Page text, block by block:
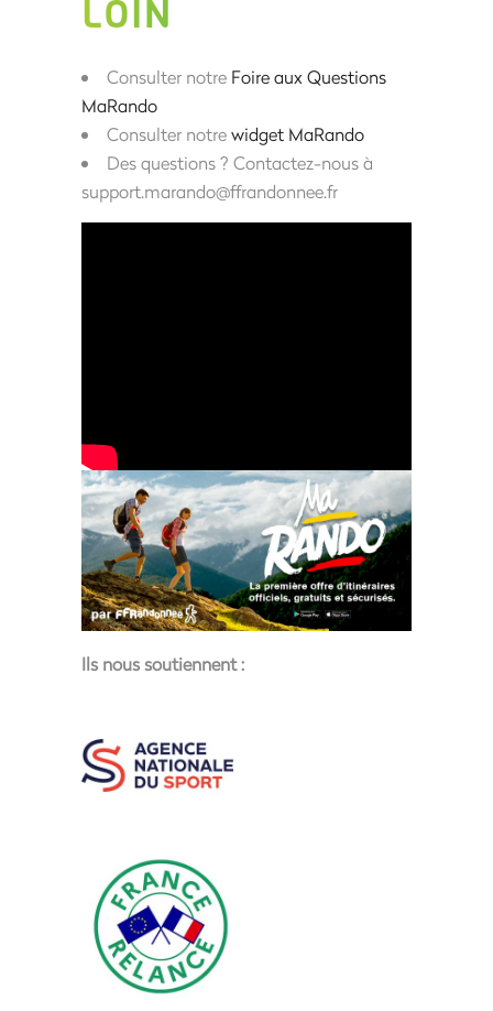
LOIN
Consulter notre Foire aux Questions
MaRando
Consulter notrewidget MaRando
Des questions ? Contactez-nous à
support.marando@ffrandonnee.fr
Ils nous soutiennent :